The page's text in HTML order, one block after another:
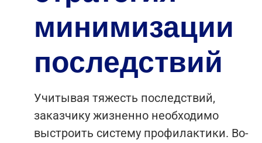
минимизации
последствий
Учитывая тяжесть последствий,
заказчику жизненно необходимо
выстроить систему профилактики. Во-